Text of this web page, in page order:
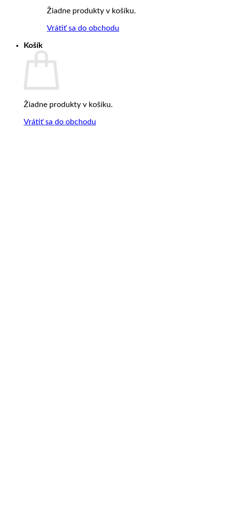
Žiadne produkty v košíku.
Vrátiť sa do obchodu
Košík
Žiadne produkty v košíku.
Vrátiť sa do obchodu